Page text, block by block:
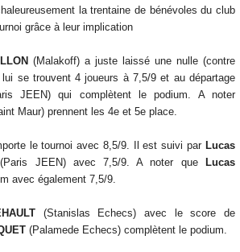
la trentaine de bénévoles du club
grâce à leur implication
(Malakoff) a juste laissé une nulle (contre
se trouvent 4 joueurs à 7,5/9 et au départage
JEEN) qui complètent le podium. A noter
Maur) prennent les 4e et 5e place.
le tournoi avec 8,5/9. Il est suivi par Lucas
JEEN) avec 7,5/9. A noter que
Lucas
avec également 7,5/9.
(Stanislas Echecs) avec le score de
(Palamede Echecs) complètent le podium.